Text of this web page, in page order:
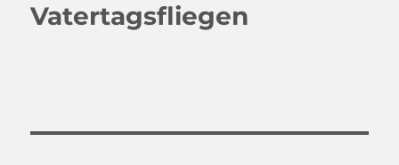
Vatertagsfliegen